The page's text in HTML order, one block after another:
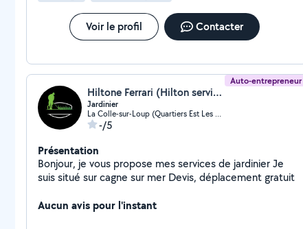
Voir le profil Contacter
Auto-entrepreneur
Hiltone Ferrari (Hilton service)
Jardinier
La Colle-sur-Loup (Quartiers Est Les Salettes-Les Campons)
-/5
Présentation
Bonjour, je vous propose mes services de jardinier Je
suis situé sur cagne sur mer Devis, déplacement gratuit
Aucun avis pour l'instant